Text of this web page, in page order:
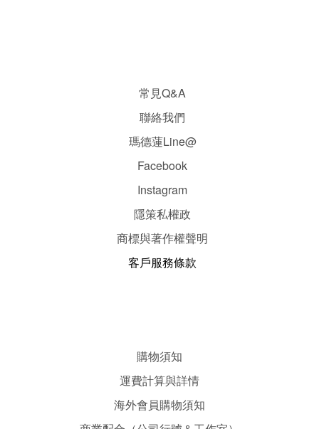
常見Q&A
聯絡我們
瑪德蓮Line@
Facebook
Instagram
隱策私權政
商標與著作權聲明
客戶服務條款
購物須知
運費計算與詳情
海外會員購物須知